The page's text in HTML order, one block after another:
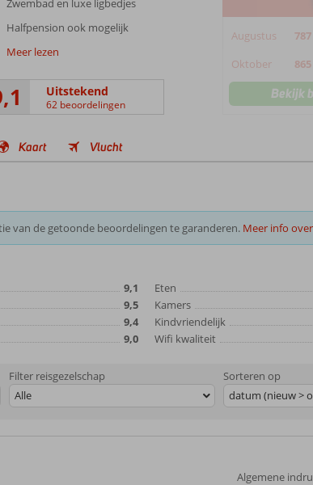
Zwembad en luxe ligbedjes
Halfpension ook mogelijk
Meer lezen
Uitstekend
62 beoordelingen
Augustus 787
Oktober 865
Bekijk
Kaart Vlucht
van de getoonde beoordelingen te garanderen. Meer info
9,1
9,5
9,4
9,0
Eten
Kamers
Kindvriendelijk
Wifi kwaliteit
Filter reisgezelschap
Alle
Sorteren op
datum (nieuw >
Algemene